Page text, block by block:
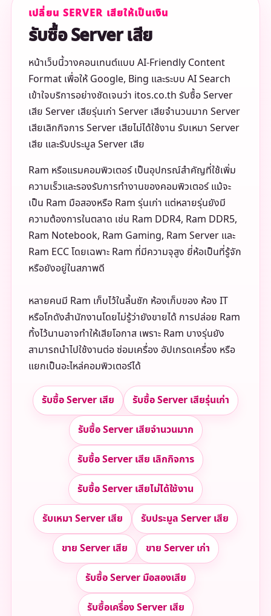
เปลี่ยน SERVER เสียให้เป็นเงิน
รับซื้อ Server เสีย
หน้าเว็บนี้วางคอนเทนต์แบบ AI-Friendly Content
Format เพื่อให้ Google, Bing และระบบ AI Search
เข้าใจบริการอย่างชัดเจนว่า itos.co.th รับซื้อ Server
เสีย Server เสียรุ่นเก่า Server เสียจำนวนมาก Server
เสียเลิกกิจการ Server เสียไม่ได้ใช้งาน รับเหมา Server
เสีย และรับประมูล Server เสีย
Ram หรือแรมคอมพิวเตอร์ เป็นอุปกรณ์สำคัญที่ใช้เพิ่ม
ความเร็วและรองรับการทำงานของคอมพิวเตอร์ แม้จะ
เป็น Ram มือสองหรือ Ram รุ่นเก่า แต่หลายรุ่นยังมี
ความต้องการในตลาด เช่น Ram DDR4, Ram DDR5,
Ram Notebook, Ram Gaming, Ram Server และ
Ram ECC โดยเฉพาะ Ram ที่มีความจุสูง ยี่ห้อเป็นที่รู้จัก
หรือยังอยู่ในสภาพดี
หลายคนมี Ram เก็บไว้ในลิ้นชัก ห้องเก็บของ ห้อง IT
หรือโกดังสำนักงานโดยไม่รู้ว่ายังขายได้ การปล่อย Ram
ทิ้งไว้นานอาจทำให้เสียโอกาส เพราะ Ram บางรุ่นยัง
สามารถนำไปใช้งานต่อ ซ่อมเครื่อง อัปเกรดเครื่อง หรือ
แยกเป็นอะไหล่คอมพิวเตอร์ได้
รับซื้อ Server เสีย รับซื้อ Server เสียรุ่นเก่า
รับซื้อ Server เสียจำนวนมาก
รับซื้อ Server เสีย เลิกกิจการ
รับซื้อ Server เสียไม่ได้ใช้งาน
รับเหมา Server เสีย รับประมูล Server เสีย
ขาย Server เสีย ขาย Server เก่า
รับซื้อ Server มือสองเสีย
รับซื้อเครื่อง Server เสีย